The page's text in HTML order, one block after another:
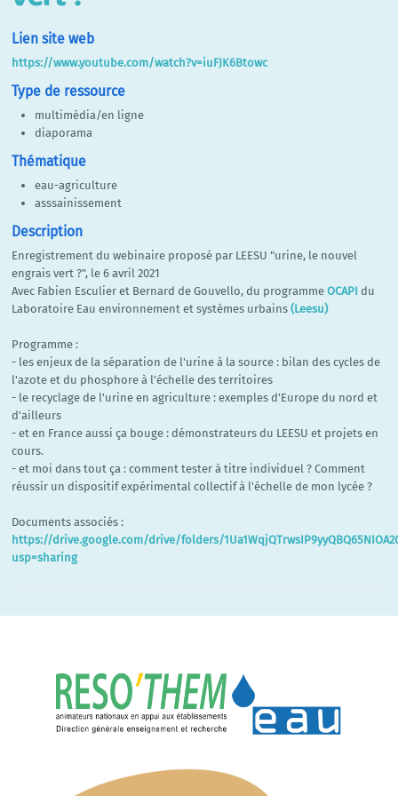
Lien site web
https://www.youtube.com/watch?v=iuFJK6Btowc
Type de ressource
multimédia/en ligne
diaporama
Thématique
eau-agriculture
asssainissement
Description
Enregistrement du webinaire proposé par LEESU "urine, le nouvel
engrais vert ?", le 6 avril 2021
Avec Fabien Esculier et Bernard de Gouvello, du programme OCAPI du
Laboratoire Eau environnement et systèmes urbains (Leesu)
Programme :
- les enjeux de la séparation de l'urine à la source : bilan des cycles de
l'azote et du phosphore à l'échelle des territoires
- le recyclage de l'urine en agriculture : exemples d'Europe du nord et
d'ailleurs
- et en France aussi ça bouge : démonstrateurs du LEESU et projets en
cours.
- et moi dans tout ça : comment tester à titre individuel ? Comment
réussir un dispositif expérimental collectif à l'échelle de mon lycée ?
Documents associés :
https://drive.google.com/drive/folders/
usp=sharing